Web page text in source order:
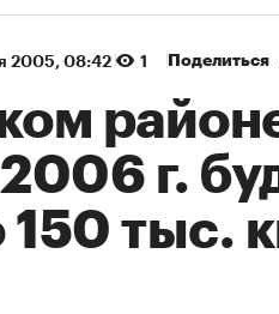
2005, 08:42 1 Поделиться
г.
150 тыс.